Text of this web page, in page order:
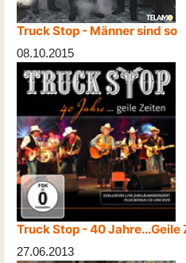
Truck Stop - Männer sind so
08.10.2015
Truck Stop - 40 Jahre...Geile
27.06.2013